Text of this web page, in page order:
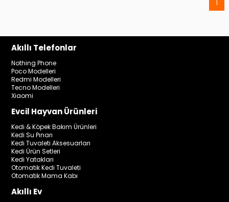
1
Akıllı Telefonlar
Nothing Phone
Poco Modelleri
Redmi Modelleri
Tecno Modelleri
Xiaomi
Evcil Hayvan Ürünleri
Kedi & Köpek Bakım Ürünleri
Kedi Su Pınarı
Kedi Tuvaleti Aksesuarları
Kedi Ürün Setleri
Kedi Yatakları
Otomatik Kedi Tuvaleti
Otomatik Mama Kabı
Akıllı Ev